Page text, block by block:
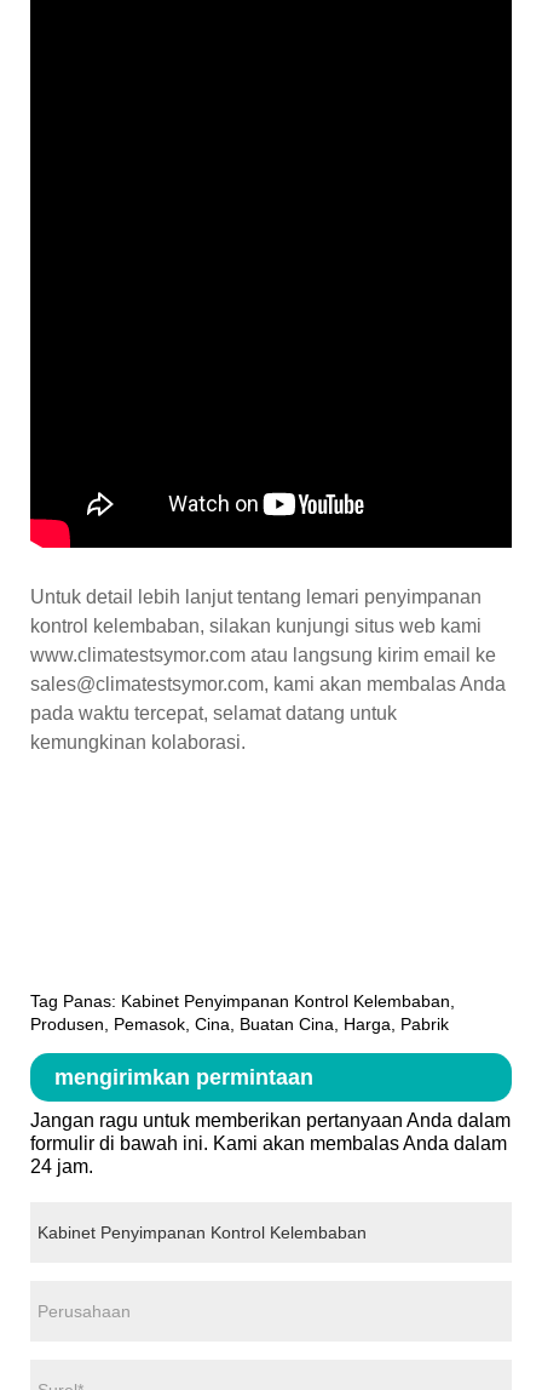
Untuk detail lebih lanjut tentang lemari penyimpanan
kontrol kelembaban, silakan kunjungi situs web kami
www.climatestsymor.com atau langsung kirim email ke
sales@climatestsymor.com, kami akan membalas Anda
pada waktu tercepat, selamat datang untuk
kemungkinan kolaborasi.
Tag Panas: Kabinet Penyimpanan Kontrol Kelembaban,
Produsen, Pemasok, Cina, Buatan Cina, Harga, Pabrik
mengirimkan permintaan
Jangan ragu untuk memberikan pertanyaan Anda dalam
formulir di bawah ini. Kami akan membalas Anda dalam
24 jam.